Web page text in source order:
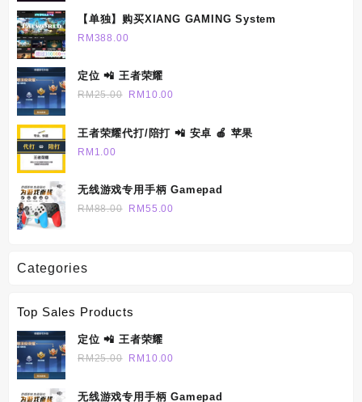
RM70.00
【单独】购买XIANG GAMING System
RM388.00
定位 📲 王者荣耀
RM25.00 Original
was:
RM 10.00
is:
王者荣耀代打/陪打 📲 安卓 🍎 苹果
RM 1.00
无线游戏专用手柄 Gamepad
RM88.00 Original
RM55.00
Categories
Top Sales Products
定位 📲 王者荣耀
RM25.00 Original
was:
RM 10.00
is:
无线游戏专用手柄 Gamepad